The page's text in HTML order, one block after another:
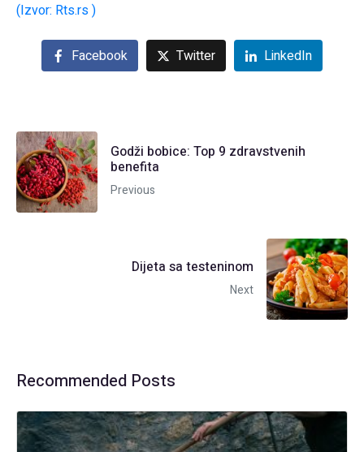
(Izvor: Rts.rs )
Facebook Twitter LinkedIn
Godži bobice: Top 9 zdravstvenih
benefita
Previous
Dijeta sa testeninom
Next
Recommended Posts